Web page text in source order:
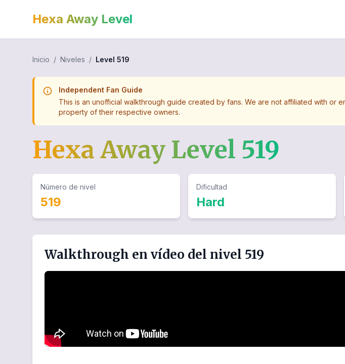
Hexa Away Level
Inicio / Niveles / Level 519
Independent Fan Guide
This is an unofficial walkthrough guide created by fans. We are not affiliated with
property of their respective owners.
Hexa Away Level 519
Número de nivel
519
Dificultad
Hard
Walkthrough en vídeo del nivel 519